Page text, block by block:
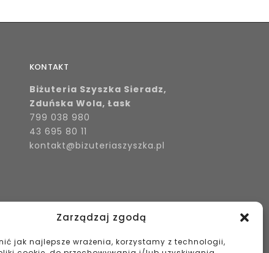
Zarządzaj zgodą
jak najlepsze wrażenia, korzystamy z technologii,
KONTAKT
Biżuteria Szyszka Sieradz,
Zduńska Wola, Łask
799 038 980
43 695 80 11
kontakt@bizuteriaszyszka.pl